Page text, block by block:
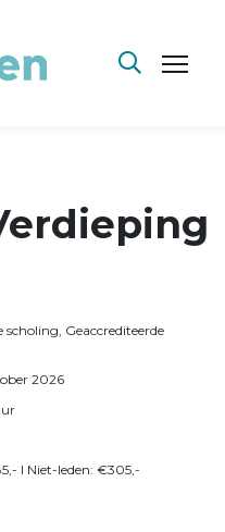
scholing Geaccrediteerde
2026
l Niet-leden: €305,-